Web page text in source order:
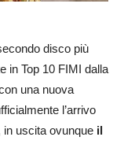
disco più
in Top 10 FIMI dalla
una nuova
l’arrivo
in uscita ovunque il